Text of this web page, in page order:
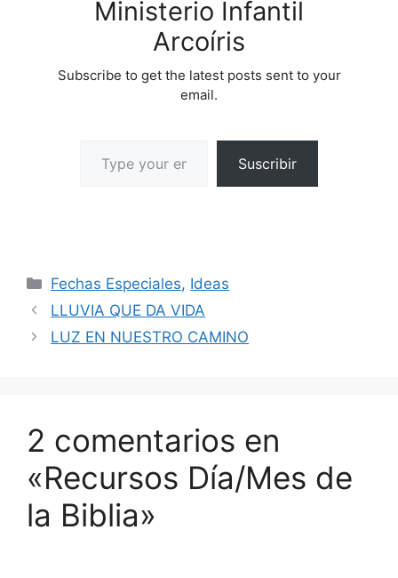
Ministerio Infantil
Arcoíris
Subscribe to get the latest posts sent to your
email.
Suscribir
Fechas Especiales, Ideas
LLUVIA QUE DA VIDA
LUZ EN NUESTRO CAMINO
2 comentarios en
«Recursos Día/Mes de
la Biblia»